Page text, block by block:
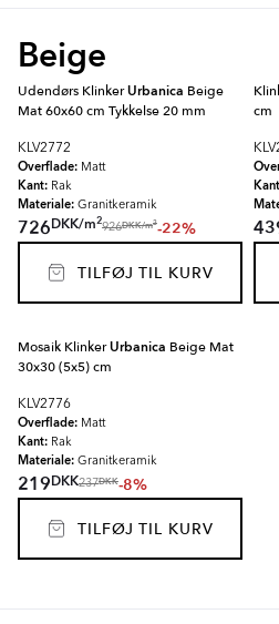
Beige
Udendørs KlinkerUrbanica Beige
Mat 60x60 cm Tykkelse 20 mm
KLV2772
Overflade: Matt
Kant: Rak
Materiale: Granitkeramik
726DKK/m2
926DKK/m2-22%
TILFØJ TIL KURV
cm
Mosaik KlinkerUrbanica Beige Mat
30x30 (5x5) cm
KLV2776
Overflade: Matt
Kant: Rak
Materiale: Granitkeramik
219DKK237DKK-8%
TILFØJ TIL KURV